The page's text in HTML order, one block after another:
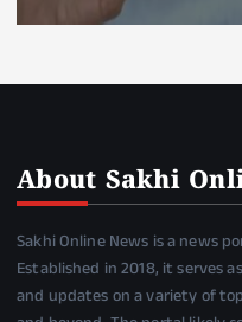
About Sakhi
Sakhi Online News is a news
Established in 2018, it serves
and updates on a variety of